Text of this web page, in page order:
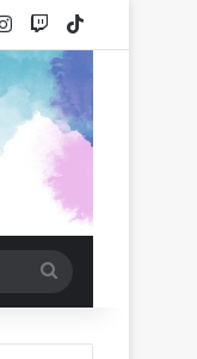
Instagram
Twitch